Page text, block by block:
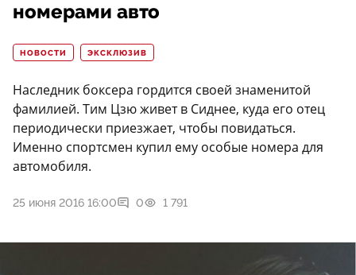
номерами авто
НОВОСТИ ЭКСКЛЮЗИВ
Наследник боксера гордится своей знаменитой
фамилией. Тим Цзю живет в Сиднее, куда его отец
периодически приезжает, чтобы повидаться.
Именно спортсмен купил ему особые номера для
автомобиля.
25 июня 2016 16:00 0 1 791